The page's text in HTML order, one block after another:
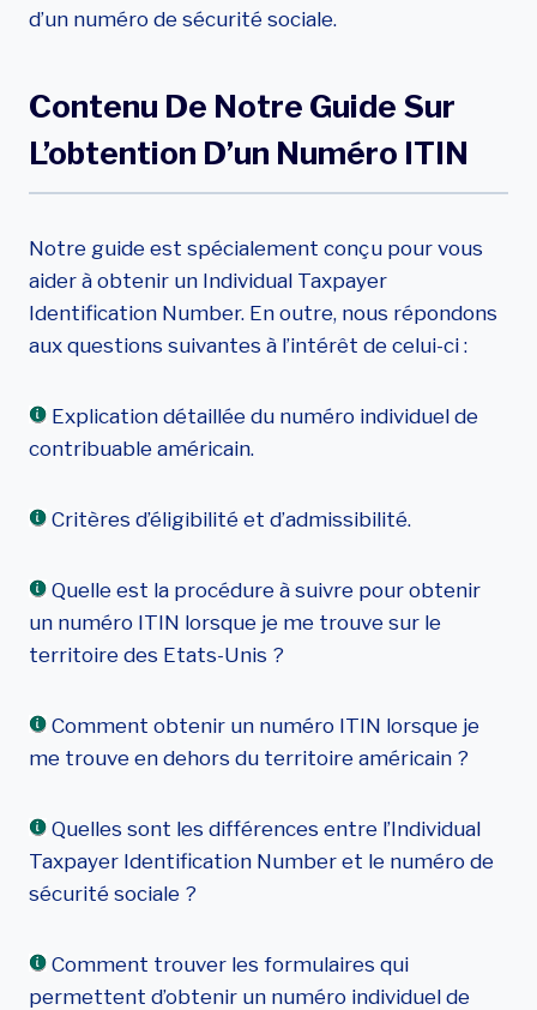
d’un numéro de sécurité sociale.
Contenu De Notre Guide Sur
L’obtention D’un Numéro ITIN
Notre guide est spécialement conçu pour vous
aider à obtenir un Individual Taxpayer
Identification Number. En outre, nous répondons
aux questions suivantes à l’intérêt de celui-ci :
Explication détaillée du numéro individuel de
contribuable américain.
Critères d’éligibilité et d’admissibilité.
Quelle est la procédure à suivre pour obtenir
un numéro ITIN lorsque je me trouve sur le
territoire des Etats-Unis ?
Comment obtenir un numéro ITIN lorsque je
me trouve en dehors du territoire américain ?
Quelles sont les différences entre l’Individual
Taxpayer Identification Number et le numéro de
sécurité sociale ?
Comment trouver les formulaires qui
permettent d’obtenir un numéro individuel de